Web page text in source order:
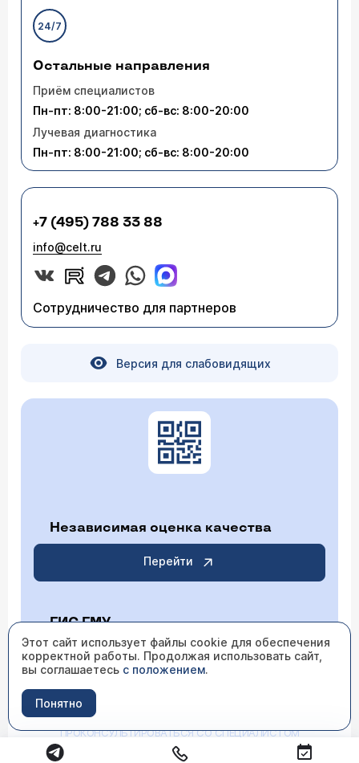
24/7
Остальные направления
Приём специалистов
Пн-пт: 8:00-21:00; сб-вс: 8:00-20:00
Лучевая диагностика
Пн-пт: 8:00-21:00; сб-вс: 8:00-20:00
+7 (495) 788 33 88
info@celt.ru
Сотрудничество для партнеров
Версия для слабовидящих
Независимая оценка качества
Перейти
ГИС ГМУ
Перейти
ИМЕЮТСЯ ПРОТИВОПОКАЗАНИЯ НЕОБХОДИМО
ПРОКОНСУЛЬТИРОВАТЬСЯ СО СПЕЦИАЛИСТОМ
Этот сайт использует файлы cookie для обеспечения
корректной работы. Продолжая использовать сайт,
вы соглашаетесь с положением.
Понятно